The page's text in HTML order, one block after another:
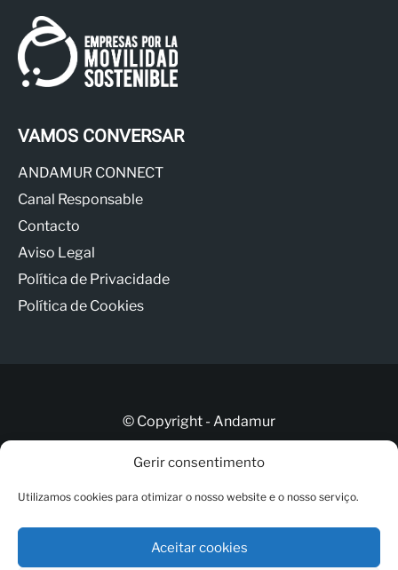
Gerir consentimento
Utilizamos cookies para otimizar o nosso website e o nosso serviço.
Aceitar cookies
VAMOS CONVERSAR
ANDAMUR CONNECT
Canal Responsable
Contacto
Aviso Legal
Política de Privacidade
Política de Cookies
© Copyright - Andamur
ANDAMUR CONNECT
Aviso Legal